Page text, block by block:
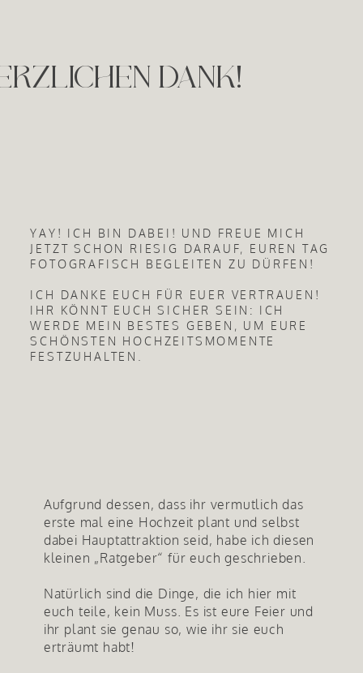
DANK!
YAY! ICH BIN DABEI! UND FREUE MICH
JETZT SCHON RIESIG DARAUF, EUREN TAG
FOTOGRAFISCH BEGLEITEN ZU DÜRFEN!
ICH DANKE EUCH FÜR EUER VERTRAUEN!
IHR KÖNNT EUCH SICHER SEIN: ICH
WERDE MEIN BESTES GEBEN, UM EURE
SCHÖNSTEN HOCHZEITSMOMENTE
FESTZUHALTEN.
Aufgrund dessen, dass ihr vermutlich das
erste mal eine Hochzeit plant und selbst
dabei Hauptattraktion seid, habe ich diesen
kleinen „Ratgeber“ für euch geschrieben.
Natürlich sind die Dinge, die ich hier mit
euch teile, kein Muss. Es ist eure Feier und
ihr plant sie genau so, wie ihr sie euch
erträumt habt!